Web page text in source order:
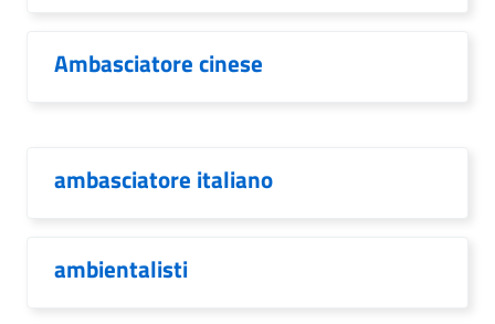
Ambasciatore cinese
ambasciatore italiano
ambientalisti